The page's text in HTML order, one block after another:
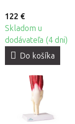
122 €
Skladom u
dodávateľa (4 dni)
Do košíka